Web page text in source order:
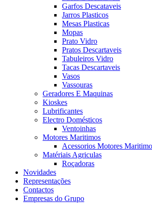
Garfos Descataveis
Jarros Plasticos
Mesas Plasticas
Mopas
Prato Vidro
Pratos Descartaveis
Tabuleiros Vidro
Tacas Descartaveis
Vasos
Vassouras
Geradores E Maquinas
Kioskes
Lubrificantes
Electro Domésticos
Ventoinhas
Motores Maritimos
Acessorios Motores
Matériais Agriculas
Roçadoras
Novidades
Representações
Contactos
Empresas do Grupo